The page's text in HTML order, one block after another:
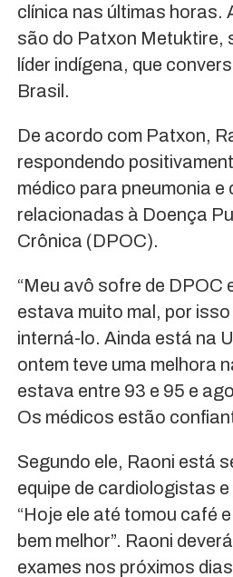
clínica nas últimas horas.
são do Patxon Metuktire,
líder indígena, que
Brasil.
De acordo com Patxon,
respondendo
médico para pneumonia
relacionadas à Doença
Crônica (DPOC).
“Meu avô sofre de DPOC
estava muito mal, por
interná-lo. Ainda está na
ontem teve uma melhora
estava entre 93 e 95 e
Os médicos estão
Segundo ele, Raoni está
equipe de cardiologistas
“Hoje ele até tomou café
bem melhor”. Raoni
exames nos próximos